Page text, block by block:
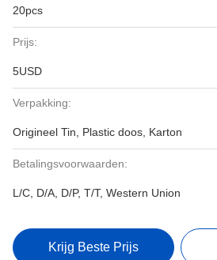
20pcs
Prijs:
5USD
Verpakking:
Origineel Tin, Plastic doos, Karton
Betalingsvoorwaarden:
L/C, D/A, D/P, T/T, Western Union
Krijg Beste Prijs